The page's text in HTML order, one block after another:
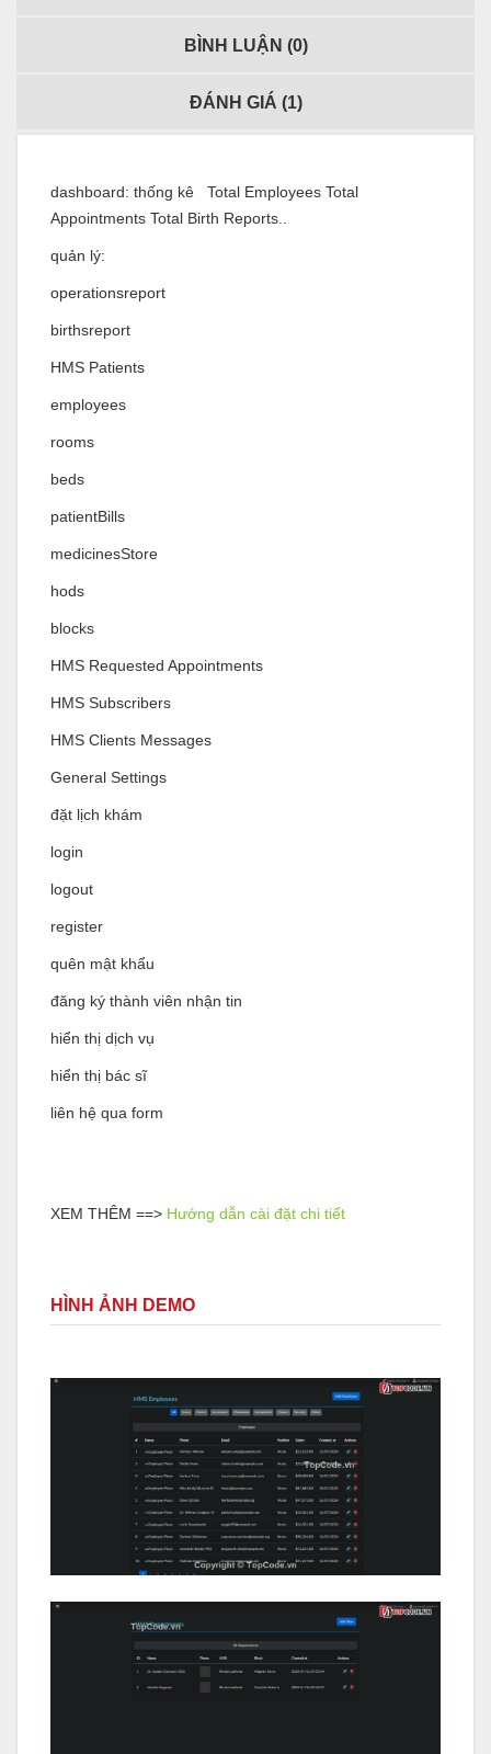
BÌNH LUẬN (0)
ĐÁNH GIÁ (1)
dashboard: thống kê Total Employees Total
Appointments Total Birth Reports..
quản lý:
operationsreport
birthsreport
HMS Patients
employees
rooms
beds
patientBills
medicinesStore
hods
blocks
HMS Requested Appointments
HMS Subscribers
HMS Clients Messages
General Settings
đặt lịch khám
login
logout
register
quên mật khẩu
đăng ký thành viên nhận tin
hiển thị dịch vụ
hiển thị bác sĩ
liên hệ qua form
XEM THÊM ==> Hướng dẫn cài đặt chi tiết
HÌNH ẢNH DEMO